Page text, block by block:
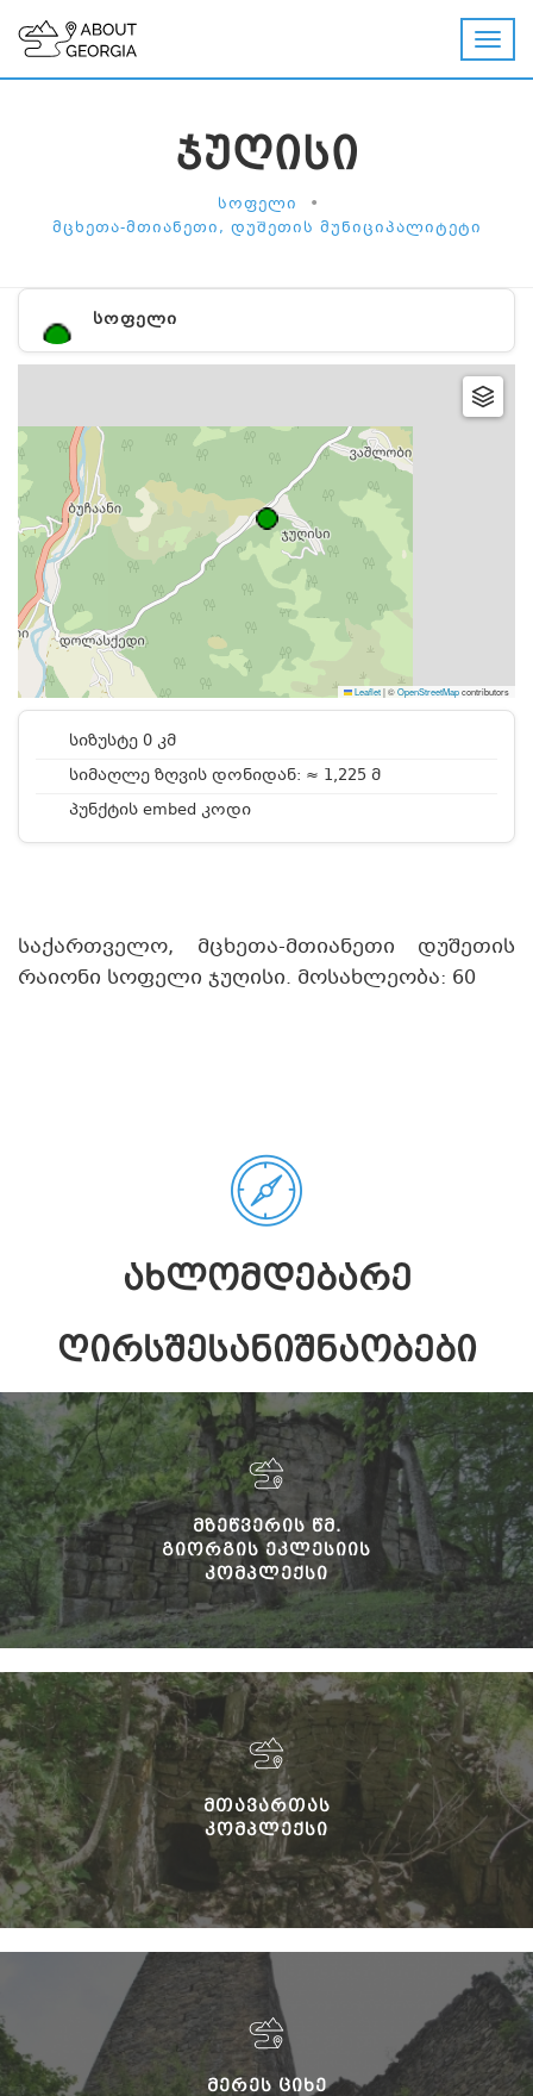
ᲯᲣᲦᲘᲡᲘ
ᲡᲝᲤᲔᲚᲘ •
ᲛᲪᲮᲔᲗᲐ-ᲛᲗᲘᲐᲜᲔᲗᲘ, ᲓᲣᲨᲔᲗᲘᲡ ᲛᲣᲜᲘᲪᲘᲞᲐᲚᲘᲢᲔᲢᲘ
ᲡᲝᲤᲔᲚᲘ
Leaflet|©OpenStreetMapcontributors
სიზუსტე 0 კმ
სიმაღლე ზღვის დონიდან: ≈ 1,225 მ
პუნქტის embed კოდი
საქართველო, მცხეთა-მთიანეთი დუშეთის
რაიონი სოფელი ჯუღისი. მოსახლეობა: 60
ᲐᲮᲚᲝᲛᲓᲔᲑᲐᲠᲔ
ᲦᲘᲠᲡᲨᲔᲡᲐᲜᲘᲨᲜᲐᲝᲑᲔᲑᲘ
ᲛᲖᲔᲬᲕᲔᲠᲘᲡ ᲬᲛ.
ᲒᲘᲝᲠᲒᲘᲡ ᲔᲙᲚᲔᲡᲘᲘᲡ
ᲙᲝᲛᲞᲚᲔᲥᲡᲘ
ᲛᲗᲐᲕᲐᲠᲗᲐᲡ
ᲙᲝᲛᲞᲚᲔᲥᲡᲘ
ᲛᲔᲠᲔᲡ ᲪᲘᲮᲔ